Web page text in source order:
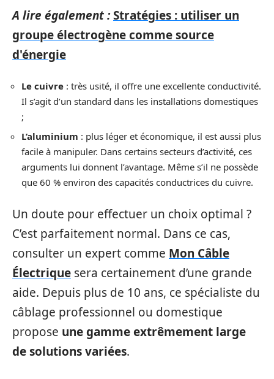
A lire également :Stratégies : utiliser un
groupe électrogène comme source
d'énergie
Le cuivre : très usité, il offre une excellente conductivité.
Il s’agit d’un standard dans les installations domestiques
;
L’aluminium : plus léger et économique, il est aussi plus
facile à manipuler. Dans certains secteurs d’activité, ces
arguments lui donnent l’avantage. Même s’il ne possède
que 60 % environ des capacités conductrices du cuivre.
Un doute pour effectuer un choix optimal ?
C’est parfaitement normal. Dans ce cas,
consulter un expert comme Mon Câble
Électrique sera certainement d’une grande
aide. Depuis plus de 10 ans, ce spécialiste du
câblage professionnel ou domestique
propose une gamme extrêmement large
de solutions variées.